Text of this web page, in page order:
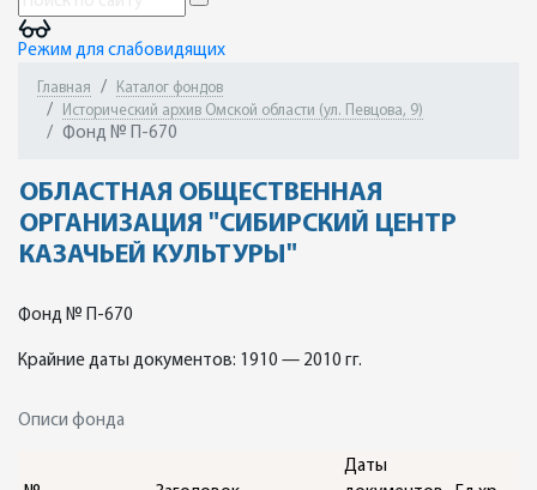
Режим для слабовидящих
Главная
Каталог фондов
Исторический архив Омской области (ул. Певцова, 9)
Фонд № П-670
ОБЛАСТНАЯ ОБЩЕСТВЕННАЯ
ОРГАНИЗАЦИЯ "СИБИРСКИЙ ЦЕНТР
КАЗАЧЬЕЙ КУЛЬТУРЫ"
Фонд № П-670
Крайние даты документов: 1910 — 2010 гг.
Описи фонда
Даты